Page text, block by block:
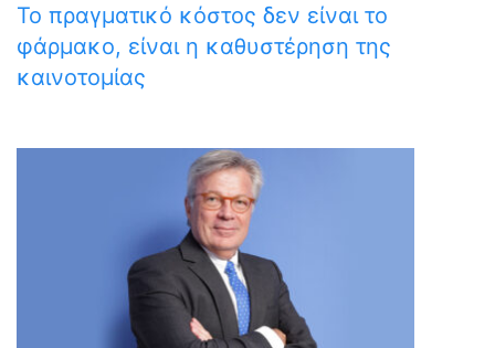
Το πραγματικό κόστος δεν είναι το
φάρμακο, είναι η καθυστέρηση της
καινοτομίας